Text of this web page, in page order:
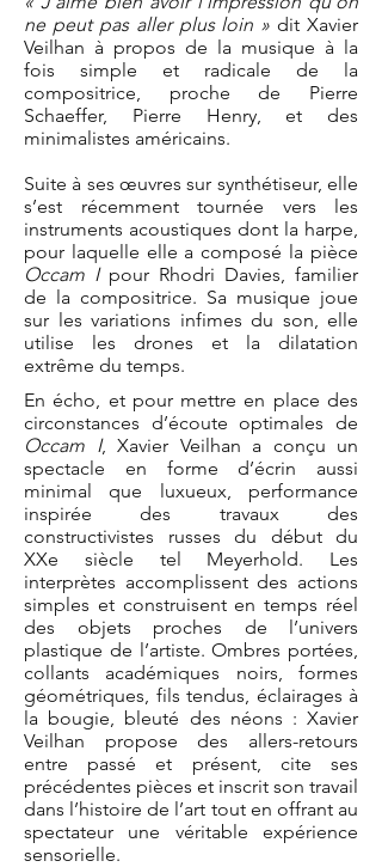
ne peut pas aller plus loin » dit Xavier
Veilhan à propos de la musique à la
fois simple et radicale de la
compositrice, proche de Pierre
Schaeffer, Pierre Henry, et des
minimalistes américains.
Suite à ses œuvres sur synthétiseur, elle
s’est récemment tournée vers les
instruments acoustiques dont la harpe,
pour laquelle elle a composé la pièce
Occam I pour Rhodri Davies, familier
de la compositrice. Sa musique joue
sur les variations infimes du son, elle
utilise les drones et la dilatation
extrême du temps.
En écho, et pour mettre en place des
circonstances d’écoute optimales de
Occam I, Xavier Veilhan a conçu un
spectacle en forme d’écrin aussi
minimal que luxueux, performance
inspirée des travaux des
constructivistes russes du début du
XXe siècle tel Meyerhold. Les
interprètes accomplissent des actions
simples et construisent en temps réel
des objets proches de l’univers
plastique de l’artiste. Ombres portées,
collants académiques noirs, formes
géométriques, fils tendus, éclairages à
la bougie, bleuté des néons : Xavier
Veilhan propose des allers-retours
entre passé et présent, cite ses
précédentes pièces et inscrit son travail
dans l’histoire de l’art tout en offrant au
spectateur une véritable expérience
sensorielle.